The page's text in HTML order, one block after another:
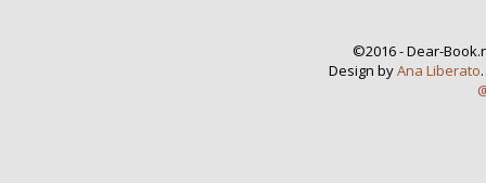
©2016 - Dear-
Design byAna Liberato